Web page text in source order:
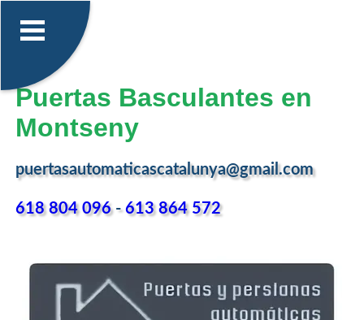
Puertas Basculantes en
Montseny
puertasautomaticascatalunya@gmail.com
618 804 096-613 864 572